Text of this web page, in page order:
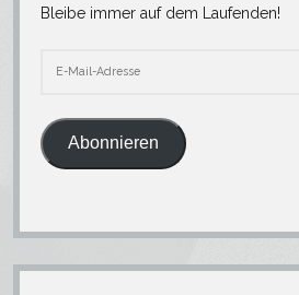
Bleibe immer auf dem Laufenden!
Abonnieren